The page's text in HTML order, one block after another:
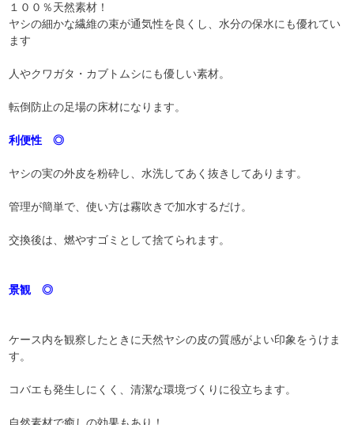
１００％天然素材！
ヤシの細かな繊維の束が通気性を良くし、水分の保水にも優れてい
ます
人やクワガタ・カブトムシにも優しい素材。
転倒防止の足場の床材になります。
利便性 ◎
ヤシの実の外皮を粉砕し、水洗してあく抜きしてあります。
管理が簡単で、使い方は霧吹きで加水するだけ。
交換後は、燃やすゴミとして捨てられます。
景観 ◎
ケース内を観察したときに天然ヤシの皮の質感がよい印象をうけま
す。
コバエも発生しにくく、清潔な環境づくりに役立ちます。